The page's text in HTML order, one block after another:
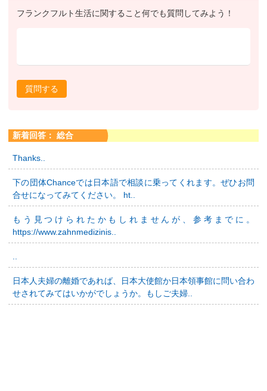
フランクフルト生活に関すること何でも質問してみよう！
質問する
新着回答： 総合
Thanks..
下の団体Chanceでは日本語で相談に乗ってくれます。ぜひお問
合せになってみてください。 ht..
もう見つけられたかもしれませんが、参考までに。
https://www.zahnmedizinis..
..
日本人夫婦の離婚であれば、日本大使館か日本領事館に問い合わ
せされてみてはいかがでしょうか。もしご夫婦..